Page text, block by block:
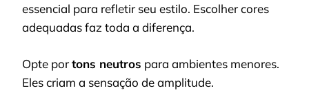
essencial para refletir seu estilo. Escolher cores
adequadas faz toda a diferença.
Opte portons neutros para ambientes menores.
Eles criam a sensação de amplitude.